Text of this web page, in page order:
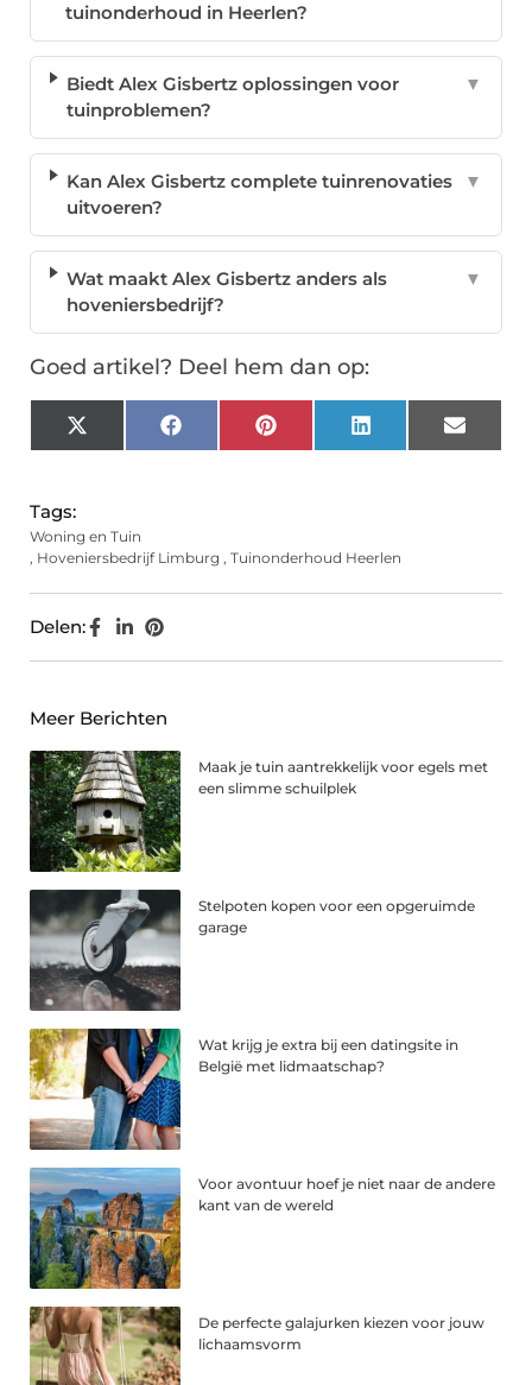
tuinonderhoud in Heerlen?
Biedt Alex Gisbertz oplossingen voor
tuinproblemen?
▼
Kan Alex Gisbertz complete tuinrenovaties
uitvoeren?
▼
Wat maakt Alex Gisbertz anders als
hoveniersbedrijf?
▼
Goed artikel? Deel hem dan op:
X
(Twitter)
FacebookPinterest LinkedIn Email
Tags:
Woning en Tuin
, Hoveniersbedrijf Limburg , Tuinonderhoud Heerlen
Delen:
Meer Berichten
Maak je tuin aantrekkelijk voor egels met
een slimme schuilplek
Stelpoten kopen voor een opgeruimde
garage
Wat krijg je extra bij een datingsite in
België met lidmaatschap?
Voor avontuur hoef je niet naar de andere
kant van de wereld
De perfecte galajurken kiezen voor jouw
lichaamsvorm